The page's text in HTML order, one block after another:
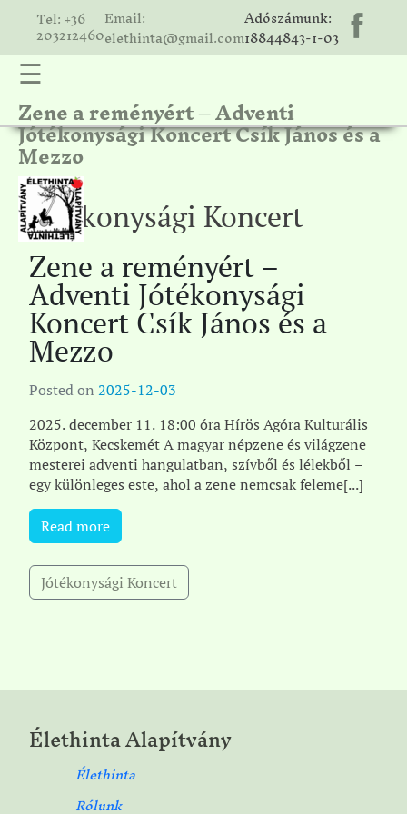
Tel: +36
203212460
Email:
elethinta@gmail.com
Adószámunk:
18844843-1-03
☰
Zene a reményért – Adventi
Jótékonysági Koncert Csík János és a
Mezzo
Jótékonysági Koncert
Zene a reményért –
Adventi Jótékonysági
Koncert Csík János és a
Mezzo
Posted on 2025-12-03
2025. december 11. 18:00 óra Hírös Agóra Kulturális
Központ, Kecskemét A magyar népzene és világzene
mesterei adventi hangulatban, szívből és lélekből –
egy különleges este, ahol a zene nemcsak feleme[...]
Read more
Jótékonysági Koncert
Élethinta Alapítvány
Élethinta
Rólunk